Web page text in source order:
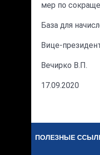
мер по
База для
Вице-
Вечирко В.П.
17.09.2020
ПОЛЕЗНЫЕ